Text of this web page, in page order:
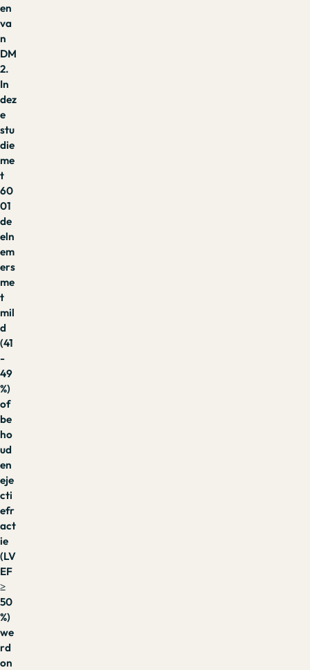
en
va
n
DM
2.
In
dez
e
stu
die
me
t
60
01
de
eln
em
ers
me
t
mil
d
(41
-
49
%)
of
be
ho
ud
en
eje
cti
efr
act
ie
(LV
EF
≥
50
%)
we
rd
on